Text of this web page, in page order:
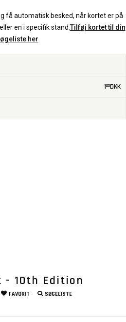
få automatisk besked, når kortet er på
en i specifik stand.Tilføj kortet til din
her
100DKK
- 10th Edition
FAVORIT SØGELISTE